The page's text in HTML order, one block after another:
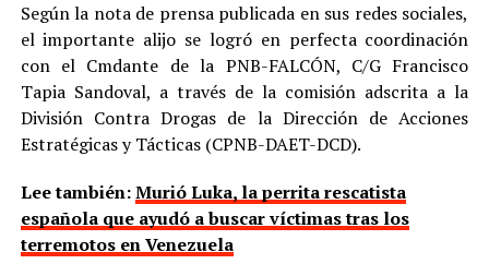
Según la nota de prensa publicada en sus redes sociales,
el importante alijo se logró en perfecta coordinación
con el Cmdante de la PNB-FALCÓN, C/G Francisco
Tapia Sandoval, a través de la comisión adscrita a la
División Contra Drogas de la Dirección de Acciones
Estratégicas y Tácticas (CPNB-DAET-DCD).
Lee también:Murió Luka, la perrita rescatista
española que ayudó a buscar víctimas tras los
terremotos en Venezuela